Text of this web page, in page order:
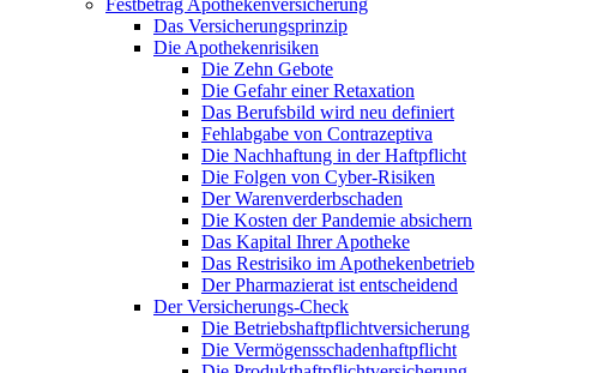
Festbetrag Apothekenversicherung
Das Versicherungsprinzip
Die Apothekenrisiken
Die Zehn Gebote
Die Gefahr einer Retaxation
Das Berufsbild wird neu definiert
Fehlabgabe von Contrazeptiva
Die Nachhaftung in der Haftpflicht
Die Folgen von Cyber-Risiken
Der Warenverderbschaden
Die Kosten der Pandemie absichern
Das Kapital Ihrer Apotheke
Das Restrisiko im Apothekenbetrieb
Der Pharmazierat ist entscheidend
Der Versicherungs-Check
Die Betriebshaftpflichtversicherung
Die Vermögensschadenhaftpflicht